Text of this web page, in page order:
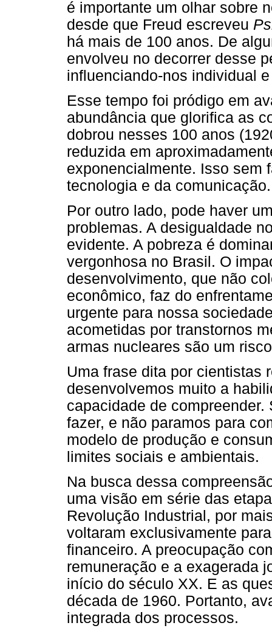
é importante um olhar sobre
desde que Freud escreveu
há mais de 100 anos. De
envolveu no decorrer desse
influenciando-nos individual
Esse tempo foi pródigo em
abundância que glorifica as
dobrou nesses 100 anos
reduzida em
exponencialmente. Isso sem
tecnologia e da comunicação.
Por outro lado, pode haver
problemas. A desigualdade
evidente. A pobreza é
vergonhosa no Brasil. O
desenvolvimento, que não
econômico, faz do
urgente para nossa
acometidas por transtornos
armas nucleares são um
Uma frase dita por cientistas
desenvolvemos muito a
capacidade de
fazer, e não paramos para
modelo de produção e
limites sociais e ambientais.
Na busca dessa
uma visão em série das
Revolução Industrial, por
voltaram exclusivamente
financeiro. A preocupação
remuneração e a exagerada
início do século XX. E as
década de 1960. Portanto,
integrada dos processos.